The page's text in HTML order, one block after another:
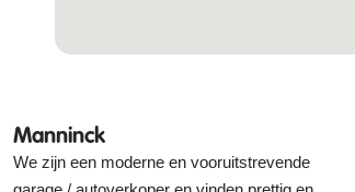
Manninck
We zijn een moderne en vooruitstrevende